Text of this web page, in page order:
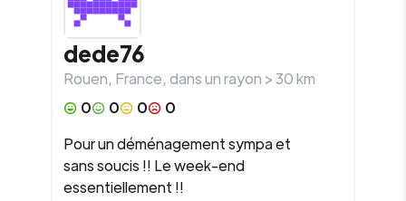
dede76
Rouen, France, dans un rayon >30km
0
0 0
0
Pour un déménagement sympa et
sans soucis !! Le week-end
essentiellement !!